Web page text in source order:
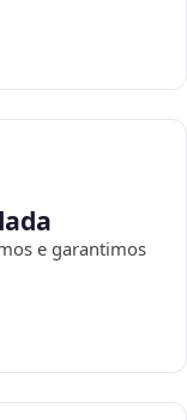
e garantimos